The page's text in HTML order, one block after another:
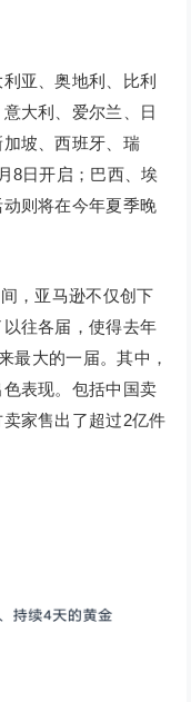
亚、奥地利、比利
大利、爱尔兰、日
坡、西班牙、瑞
8日开启；巴西、埃
则将在今年夏季晚
，亚马逊不仅创下
往各届，使得去年
最大的一届。其中，
表现。包括中国卖
家售出了超过2亿件